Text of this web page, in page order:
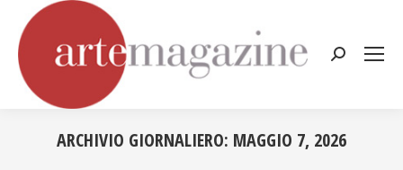
Cerca:
ARCHIVIO GIORNALIERO: MAGGIO 7, 2026